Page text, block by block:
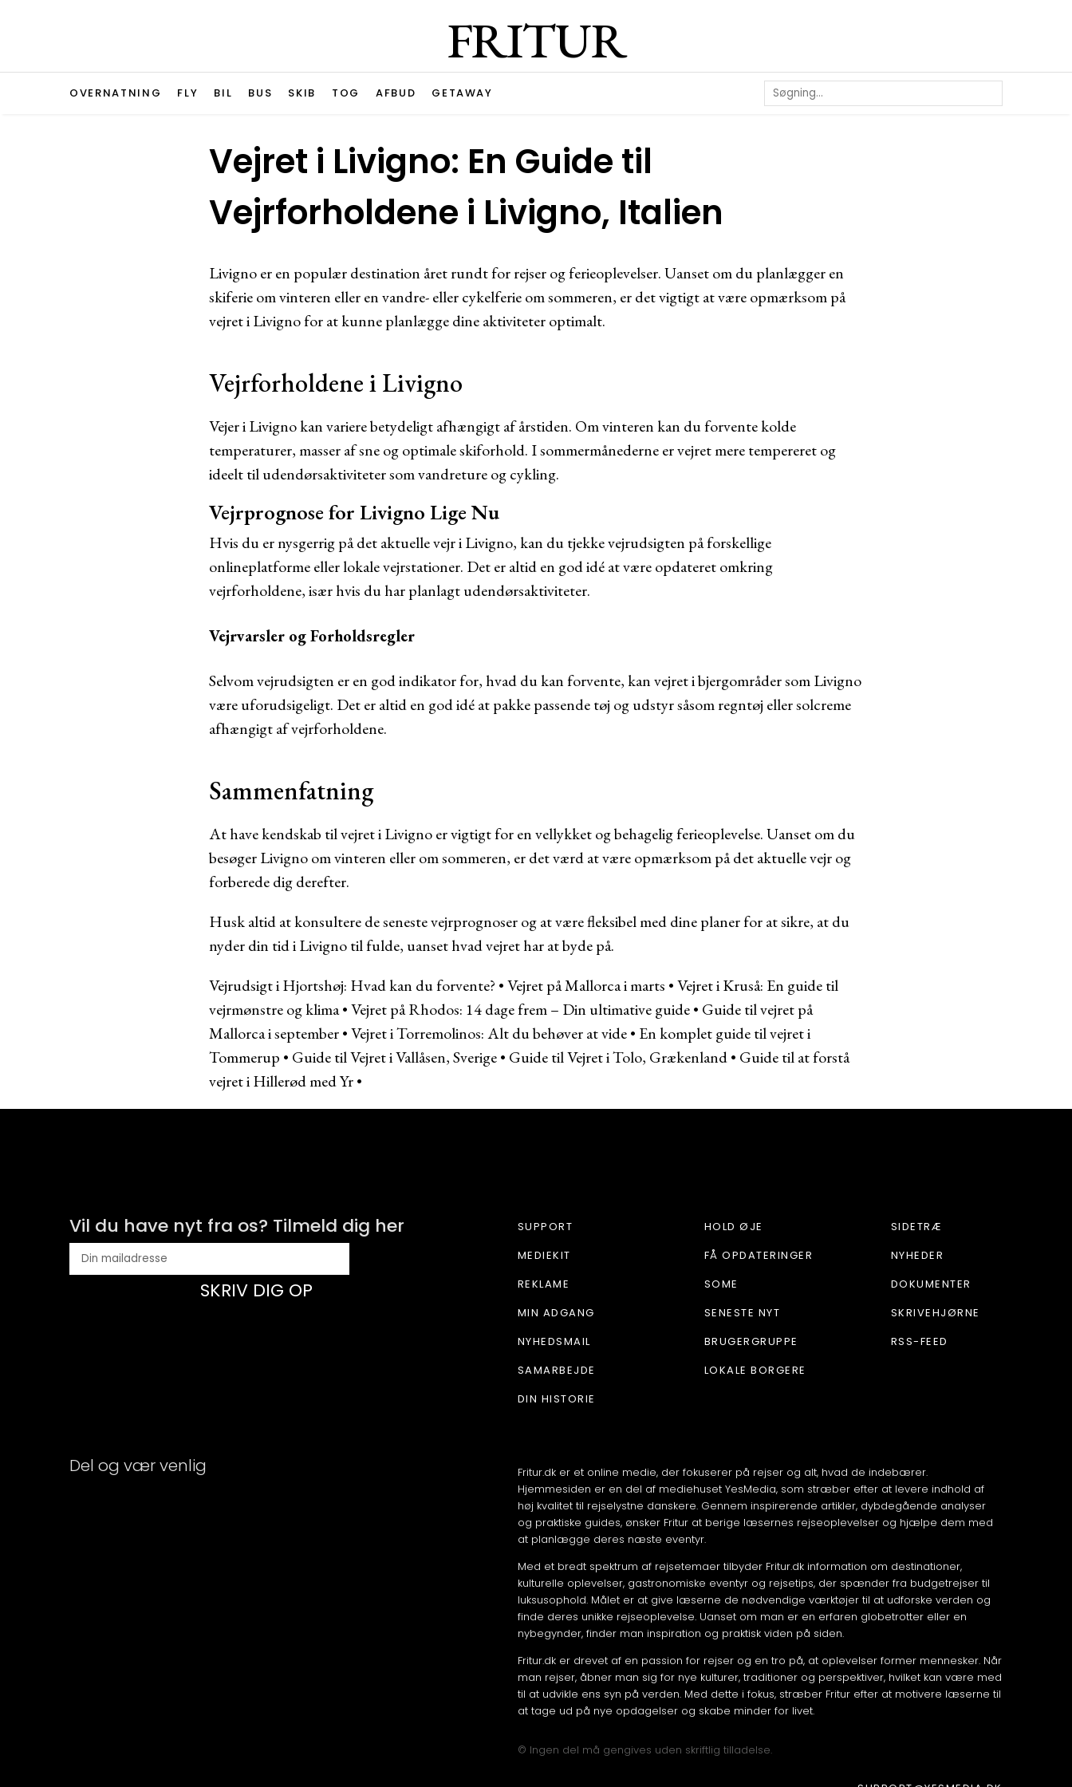
FRITUR
OVERNATNING FLY BIL BUS SKIB TOG AFBUD GETAWAY
Vejret i Livigno: En Guide til
Vejrforholdene i Livigno, Italien
Livigno er en populær destination året rundt for rejser og ferieoplevelser. Uanset om du planlægger en
skiferie om vinteren eller en vandre- eller cykelferie om sommeren, er det vigtigt at være opmærksom på
vejret i Livigno for at kunne planlægge dine aktiviteter optimalt.
Vejrforholdene i Livigno
Vejer i Livigno kan variere betydeligt afhængigt af årstiden. Om vinteren kan du forvente kolde
temperaturer, masser af sne og optimale skiforhold. I sommermånederne er vejret mere tempereret og
ideelt til udendørsaktiviteter som vandreture og cykling.
Vejrprognose for Livigno Lige Nu
Hvis du er nysgerrig på det aktuelle vejr i Livigno, kan du tjekke vejrudsigten på forskellige
onlineplatforme eller lokale vejrstationer. Det er altid en god idé at være opdateret omkring
vejrforholdene, især hvis du har planlagt udendørsaktiviteter.
Vejrvarsler og Forholdsregler
Selvom vejrudsigten er en god indikator for, hvad du kan forvente, kan vejret i bjergområder som Livigno
være uforudsigeligt. Det er altid en god idé at pakke passende tøj og udstyr såsom regntøj eller solcreme
afhængigt af vejrforholdene.
Sammenfatning
At have kendskab til vejret i Livigno er vigtigt for en vellykket og behagelig ferieoplevelse. Uanset om du
besøger Livigno om vinteren eller om sommeren, er det værd at være opmærksom på det aktuelle vejr og
forberede dig derefter.
Husk altid at konsultere de seneste vejrprognoser og at være fleksibel med dine planer for at sikre, at du
nyder din tid i Livigno til fulde, uanset hvad vejret har at byde på.
Vejrudsigt i Hjortshøj: Hvad kan du forvente? •Vejret på Mallorca i marts •Vejret i Kruså: En guide til
vejrmønstre og klima•Vejret på Rhodos: 14 dage frem – Din ultimative guide• Guide til vejret på
Mallorca i september•Vejret i Torremolinos: Alt du behøver at vide• En komplet guide til vejret i
Tommerup • Guide til Vejret i Vallåsen, Sverige• Guide til Vejret i Tolo, Grækenland• Guide til at forstå
vejret i Hillerød med Yr•
Vil du have nyt fra os? Tilmeld dig her
SKRIV DIG OP
Fritur.dk er et online medie, der fokuserer på rejser og alt, hvad de indebærer.
Hjemmesiden er en del af mediehuset YesMedia, som stræber efter at levere indhold af
høj kvalitet til rejselystne danskere. Gennem inspirerende artikler, dybdegående analyser
og praktiske guides, ønsker Fritur at berige læsernes rejseoplevelser og hjælpe dem med
at planlægge deres næste eventyr.
Med et bredt spektrum af rejsetemaer tilbyder Fritur.dk information om destinationer,
kulturelle oplevelser, gastronomiske eventyr og rejsetips, der spænder fra budgetrejser til
luksusophold. Målet er at give læserne de nødvendige værktøjer til at udforske verden og
finde deres unikke rejseoplevelse. Uanset om man er en erfaren globetrotter eller en
nybegynder, finder man inspiration og praktisk viden på siden.
Fritur.dk er drevet af en passion for rejser og en tro på, at oplevelser former mennesker. Når
man rejser, åbner man sig for nye kulturer, traditioner og perspektiver, hvilket kan være med
til at udvikle ens syn på verden. Med dette i fokus, stræber Fritur efter at motivere læserne til
at tage ud på nye opdagelser og skabe minder for livet.
Del og vær venlig
SUPPORT
MEDIEKIT
REKLAME
MIN ADGANG
NYHEDSMAIL
SAMARBEJDE
DIN HISTORIE
© Ingen del må gengives uden skriftlig tilladelse.
HOLD ØJE
FÅ OPDATERINGER
SOME
SENESTE NYT
BRUGERGRUPPE
LOKALE BORGERE
SIDETRÆ
NYHEDER
DOKUMENTER
SKRIVEHJØRNE
RSS-FEED